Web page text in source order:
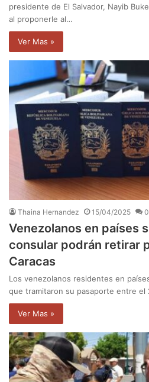
presidente de El Salvador, Nayib
al proponerle al…
Ver Mas »
Thaina Hernandez 15/04/2025 0
Venezolanos en países
consular podrán retirar
Caracas
Los venezolanos residentes en
que tramitaron su pasaporte entre el
Ver Mas »